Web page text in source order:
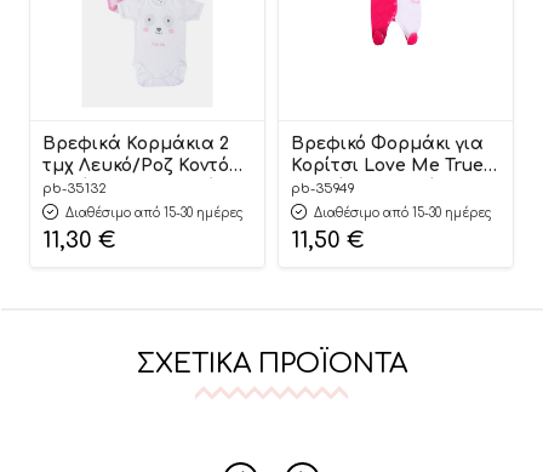
Βρεφικά Κορμάκια 2
τμχ Λευκό/Ροζ Κοντό
Μανίκι Βαμβακερό
100% – Pretty Baby
pb-35132
Διαθέσιμο από 15-30 ημέρες
11,30 €
Βρεφικό Φορμάκι για
Κορίτσι Love Me True
Βελούδο Μακρύ
Μανίκι, Ροζ-Φουξ
Βαμβακερό 80%,
Πολυέστερ 20% – Pretty
pb-35949
Διαθέσιμο από 15-30 ημέρες
11,50 €
ΣΧΕΤΙΚΆ ΠΡΟΪΌΝΤΑ